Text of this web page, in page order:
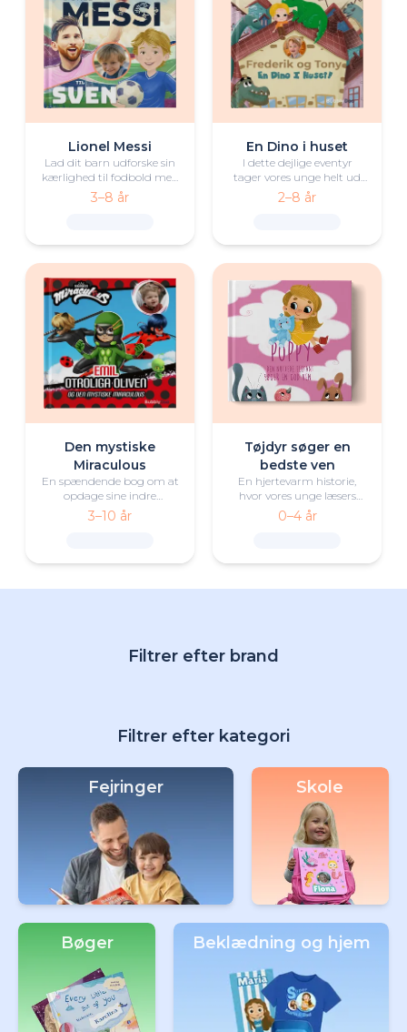
Lionel Messi
Lad dit barn udforske sin
kærlighed til fodbold med
denne personlige Lionel
Messi-biografi.
3–8 år
En Dino i huset
I dette dejlige eventyr
tager vores unge helt ud
på en rejse med sin helt
egen dinosaurusven.
2–8 år
Den mystiske
Miraculous
En spændende bog om at
opdage sine indre
superkræfter med den
unge helt i hovedrollen i
3–10 år
Tøjdyr søger en
bedste ven
En hjertevarm historie,
hvor vores unge læsers
yndlingstøjdyr finder en
bedste ven.
0–4 år
Filtrer efter brand
Filtrer efter kategori
Fejringer Skole
Bøger Beklædning og hjem